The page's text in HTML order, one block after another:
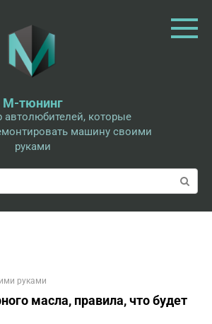
М-тюнинг
автолюбителей, которые
машину своими
руками
руками
масла, правила, что будет